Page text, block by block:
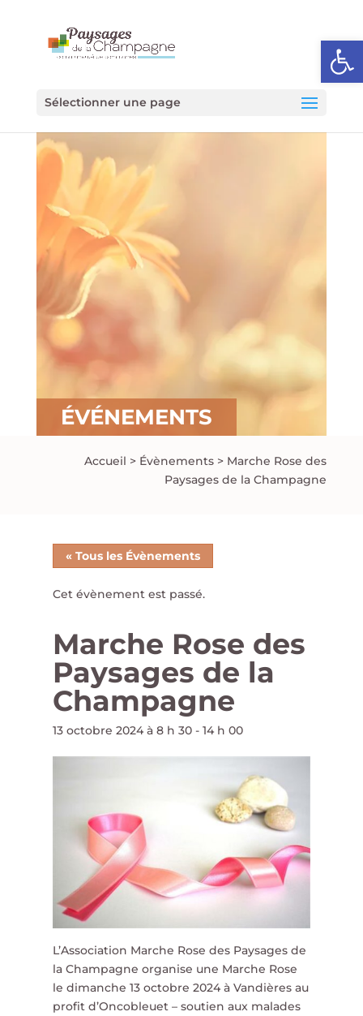
Ouvrir
Sélectionner une page
ÉVÉNEMENTS
Accueil > Évènements > Marche Rose des
Paysages de la Champagne
« Tous les Évènements
Cet évènement est passé.
Marche Rose des
Paysages de la
Champagne
13 octobre 2024 à 8 h 30- 14 h 00
L’Association Marche Rose des Paysages de
la Champagne organise une Marche Rose
le dimanche 13 octobre 2024 à Vandières au
profit d’Oncobleuet – soutien aux malades